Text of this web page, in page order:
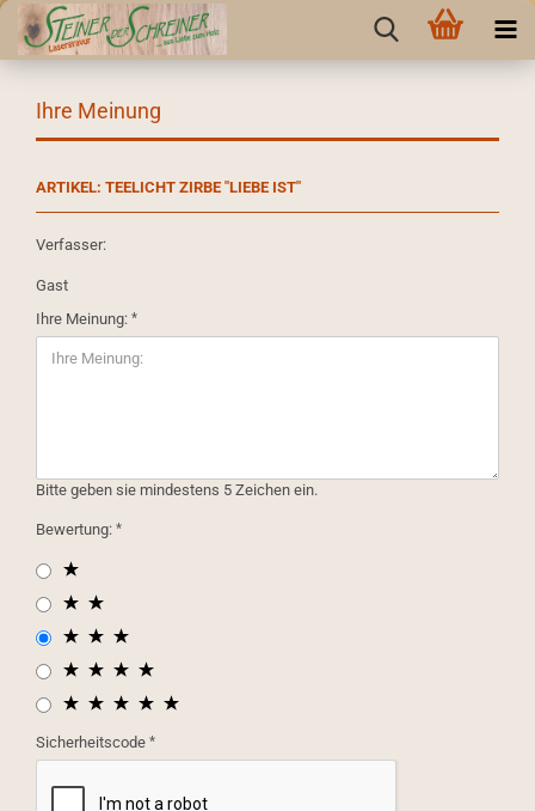
Ihre Meinung
ARTIKEL: TEELICHT ZIRBE "LIEBE IST"
Verfasser:
Gast
Ihre Meinung:
Bitte geben sie mindestens 5 Zeichen ein.
Bewertung:
Sicherheitscode